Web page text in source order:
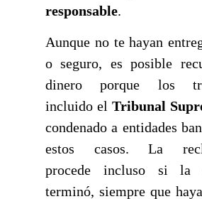
responsable.
Aunque no te hayan
o seguro, es posible
dinero porque los
incluido el Tribunal
condenado a entidades
estos casos. La
procede incluso si la
terminó, siempre que